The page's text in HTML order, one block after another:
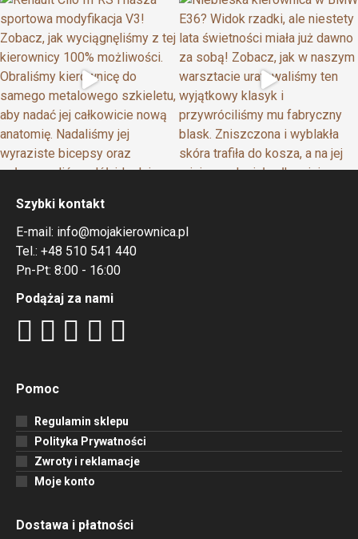
Szybki kontakt
E-mail: info@mojakierownica.pl
Tel.: +48 510 541 440
Pn-Pt: 8:00 - 16:00
Podążaj za nami
Pomoc
Regulamin sklepu
Polityka Prywatności
Zwroty i reklamacje
Moje konto
Dostawa i płatności